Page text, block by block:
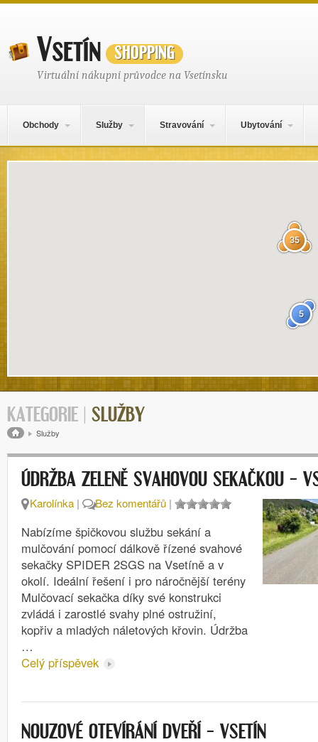
Vsetínshopping
Virtuální nákupní průvodce na Vsetínsku
Obchody Služby Stravování Ubytování
Mapa obsahu
35
5
KATEGORIE | SLUŽBY
Drobečková navigace
Služby
ÚDRŽBA ZELENĚ SVAHOVOU SEKAČKOU –
Karolínka | Bez komentářů |
Nabízíme špičkovou službu sekání a
mulčování pomocí dálkově řízené svahové
sekačky SPIDER 2SGS na Vsetíně a v
okolí. Ideální řešení i pro náročnější terény
Mulčovací sekačka díky své konstrukci
zvládá i zarostlé svahy plné ostružiní,
kopřiv a mladých náletových křovin. Údržba
…
Celý příspěvek
NOUZOVÉ OTEVÍRÁNÍ DVEŘÍ – VSETÍN